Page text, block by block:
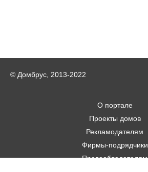
© Домбрус, 2013-2022
О портале
Проекты домов
Рекламодателям
Фирмы-подрядчики
Правообладателям